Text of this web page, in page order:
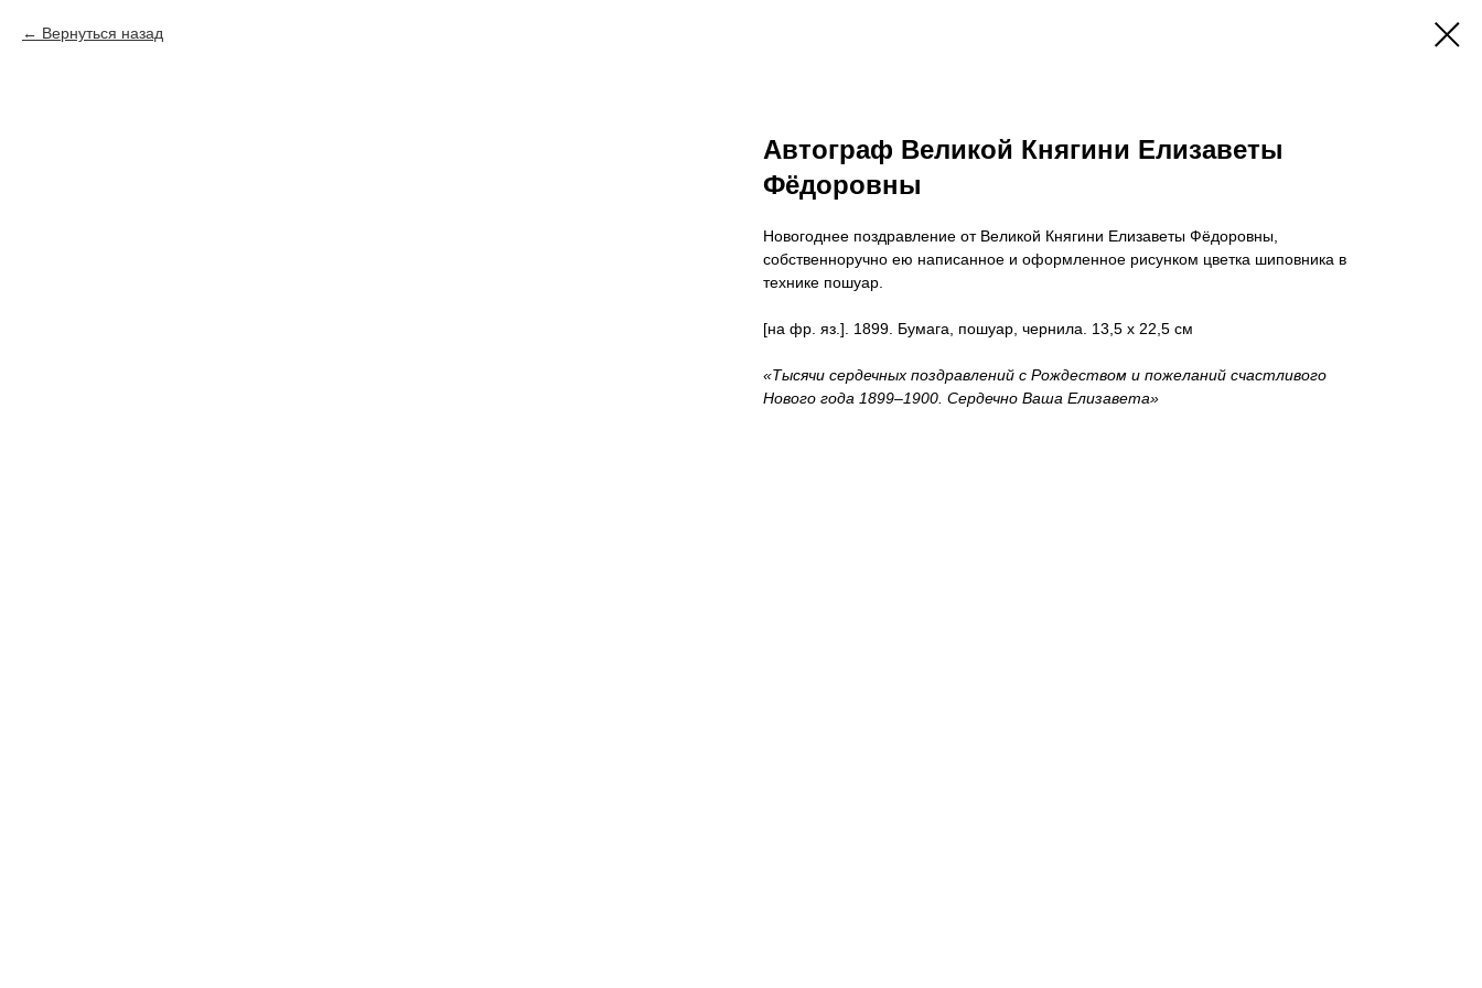
Вернуться назад
Автограф Великой Княгини Елизаветы
Фёдоровны
Новогоднее поздравление от Великой Княгини Елизаветы Фёдоровны,
собственноручно ею написанное и оформленное рисунком цветка шиповника в
технике пошуар.
[на фр. яз.]. 1899. Бумага, пошуар, чернила. 13,5 х 22,5 см
«Тысячи сердечных поздравлений с Рождеством и пожеланий счастливого
Нового года 1899–1900. Сердечно Ваша Елизавета»